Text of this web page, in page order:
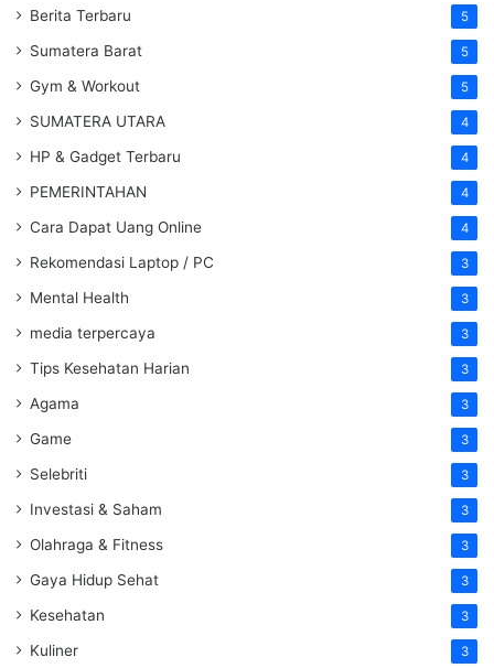
Berita Terbaru 5
Sumatera Barat 5
Gym & Workout 5
SUMATERA UTARA 4
HP & Gadget Terbaru 4
PEMERINTAHAN 4
Cara Dapat Uang Online 4
Rekomendasi Laptop / PC 3
Mental Health 3
media terpercaya 3
Tips Kesehatan Harian 3
Agama 3
Game 3
Selebriti 3
Investasi & Saham 3
Olahraga & Fitness 3
Gaya Hidup Sehat 3
Kesehatan 3
Kuliner 3